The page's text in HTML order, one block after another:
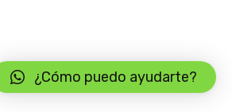
¿Cómo puedo ayudarte?